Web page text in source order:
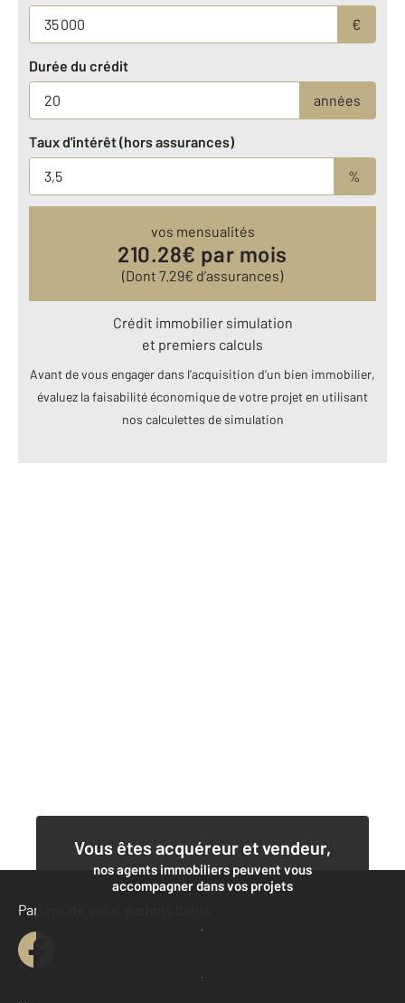
€
Durée du crédit
années
Taux d'intérêt (hors assurances)
%
vos mensualités
210.28€ par mois
(Dont 7.29€ d’assurances)
Crédit immobilier simulation
et premiers calculs
Avant de vous engager dans l’acquisition d’un bien immobilier,
évaluez la faisabilité économique de votre projet en utilisant
nos calculettes de simulation
Vous êtes acquéreur et vendeur,
nos agents immobiliers peuvent vous
accompagner dans vos projets
Contacter l'agence
Demander une estimation
Parlons de vous, parlons biens